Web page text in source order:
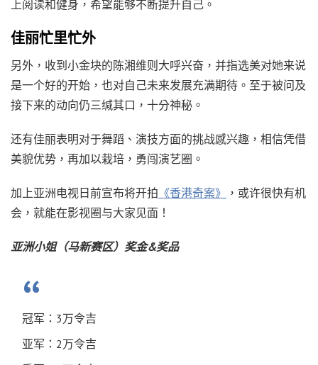
上阅读和健身，希望能够不断提升自己。
佳丽忙里忙外
另外，收到小金块的陈湘维则大呼兴奋，并指选美对她来说
是一个好的开始，也对自己未来发展充满期待。至于被问及
接下来的动向仍三缄其口，十分神秘。
还有佳丽表明对于舞蹈、演技方面的挑战感兴趣，相信凭借
美貌优势，再加以栽培，勇闯演艺圈。
加上亚洲电视日前宣布将开拍 《香港奇案》
，或许很快有机
会，就能在影视圈与大家见面！
亚洲小姐（马新赛区）奖金&奖品
冠军：3万令吉
亚军：2万令吉